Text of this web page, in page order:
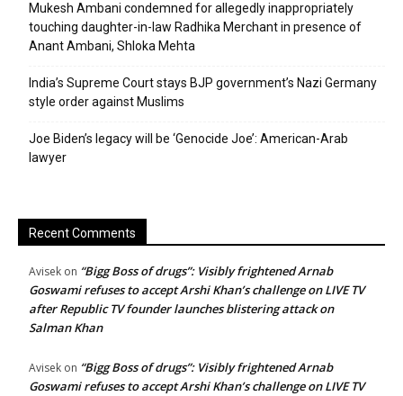
Mukesh Ambani condemned for allegedly inappropriately
touching daughter-in-law Radhika Merchant in presence of
Anant Ambani, Shloka Mehta
India’s Supreme Court stays BJP government’s Nazi Germany
style order against Muslims
Joe Biden’s legacy will be ‘Genocide Joe’: American-Arab
lawyer
Recent Comments
Avisek on “Bigg Boss of drugs”: Visibly frightened Arnab
Goswami refuses to accept Arshi Khan’s challenge on LIVE TV
after Republic TV founder launches blistering attack on
Salman Khan
Avisek on “Bigg Boss of drugs”: Visibly frightened Arnab
Goswami refuses to accept Arshi Khan’s challenge on LIVE TV